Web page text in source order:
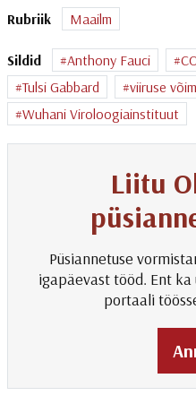
Rubriik Maailm
Sildid Anthony Fauci
Tulsi Gabbard
viiruse
Wuhani Viroloogiainstituut
Liitu
Püsiannetuse
igapäevast tööd. Ent
portaali